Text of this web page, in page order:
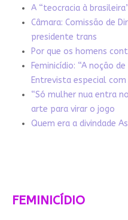
A “teocracia à
Câmara: Comissão de
presidente trans
Por que os homens
Feminicídio: “A noção
Entrevista especial
“Só mulher nua entra
arte para virar o jogo
Quem era a divindade
FEMINICÍDIO